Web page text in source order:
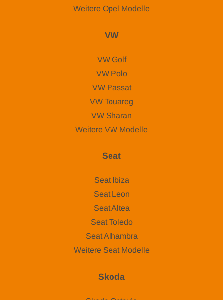
Weitere Opel Modelle
VW
VW Golf
VW Polo
VW Passat
VW Touareg
VW Sharan
Weitere VW Modelle
Seat
Seat Ibiza
Seat Leon
Seat Altea
Seat Toledo
Seat Alhambra
Weitere Seat Modelle
Skoda